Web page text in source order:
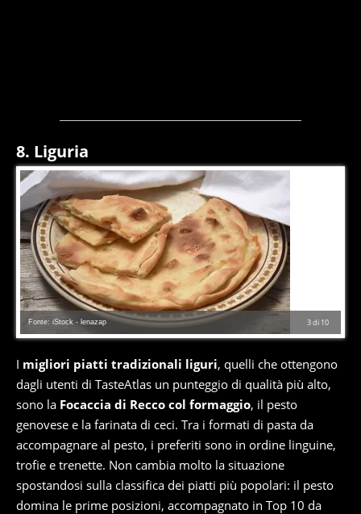
8. Liguria
3di 10
Fonte: iStock - lenazap
I migliori piatti tradizionali liguri, quelli che ottengono
dagli utenti di TasteAtlas un punteggio di qualità più alto,
sono la Focaccia di Recco col formaggio, il pesto
genovese e la farinata di ceci. Tra i formati di pasta da
accompagnare al pesto, i preferiti sono in ordine linguine,
trofie e trenette. Non cambia molto la situazione
spostandosi sulla classifica dei piatti più popolari: il pesto
domina le prime posizioni, accompagnato in Top 10 da